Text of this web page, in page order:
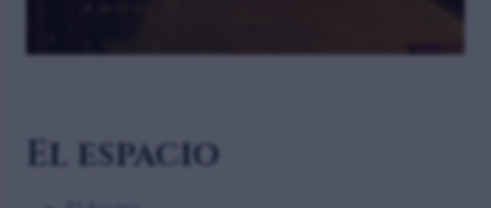
El espacio